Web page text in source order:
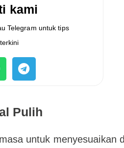
kami
Telegram untuk tips
terkini
Pulih
untuk menyesuaikan